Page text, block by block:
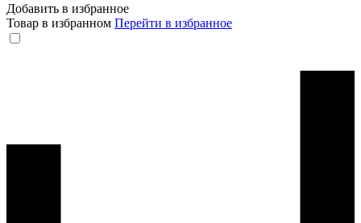
Добавить в избранное
Товар в избранном Перейти в избранное